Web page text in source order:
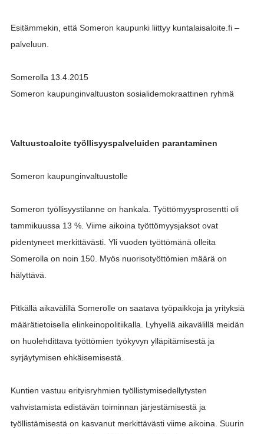
Esitämmekin, että Someron kaupunki liittyy kuntalaisaloite.fi –
palveluun.
Somerolla 13.4.2015
Someron kaupunginvaltuuston sosialidemokraattinen ryhmä
Valtuustoaloite työllisyyspalveluiden parantaminen
Someron kaupunginvaltuustolle
Someron työllisyystilanne on hankala. Työttömyysprosentti oli
tammikuussa 13 %. Viime aikoina työttömyysjaksot ovat
pidentyneet merkittävästi. Yli vuoden työttömänä olleita
Somerolla on noin 150. Myös nuorisotyöttömien määrä on
hälyttävä.
Pitkällä aikavälillä Somerolle on saatava työpaikkoja ja yrityksiä
määrätietoisella elinkeinopolitiikalla. Lyhyellä aikavälillä meidän
on huolehdittava työttömien työkyvyn ylläpitämisestä ja
syrjäytymisen ehkäisemisestä.
Kuntien vastuu erityisryhmien työllistymisedellytysten
vahvistamista edistävän toiminnan järjestämisestä ja
työllistämisestä on kasvanut merkittävästi viime aikoina. Suurin